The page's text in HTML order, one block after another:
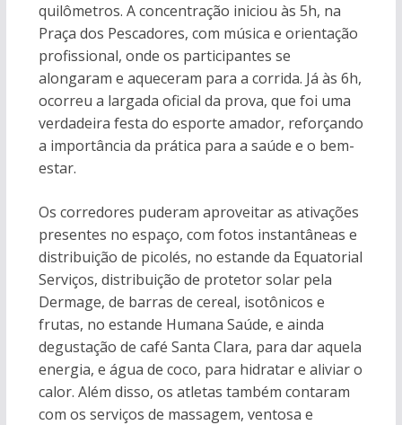
quilômetros. A concentração iniciou às 5h, na
Praça dos Pescadores, com música e orientação
profissional, onde os participantes se
alongaram e aqueceram para a corrida. Já às 6h,
ocorreu a largada oficial da prova, que foi uma
verdadeira festa do esporte amador, reforçando
a importância da prática para a saúde e o bem-
estar.
Os corredores puderam aproveitar as ativações
presentes no espaço, com fotos instantâneas e
distribuição de picolés, no estande da Equatorial
Serviços, distribuição de protetor solar pela
Dermage, de barras de cereal, isotônicos e
frutas, no estande Humana Saúde, e ainda
degustação de café Santa Clara, para dar aquela
energia, e água de coco, para hidratar e aliviar o
calor. Além disso, os atletas também contaram
com os serviços de massagem, ventosa e